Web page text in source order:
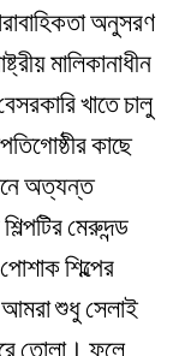
অনুসরণ
মালিকানাধীন
খাতে চালু
কাছে
অত্যন্ত
মেরুদন্ড
শিল্পের
আমরা শুধু সেলাই
তোলা। ফলে